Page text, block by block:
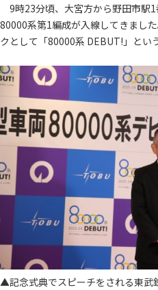
9時23分頃、大宮方から野田市駅
80000系第1編成が入線してきまし
クとして「80000系 DEBUT!」とい
▲記念式典でスピーチをされる東武